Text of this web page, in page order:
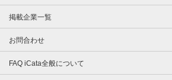
掲載企業一覧
お問合わせ
FAQ iCata全般について